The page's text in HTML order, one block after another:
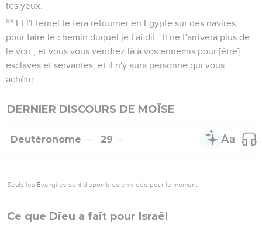
tes yeux.
68 Et l'Eternel te fera retourner en Egypte sur des navires,
pour faire le chemin duquel je t'ai dit : Il ne t'arrivera plus de
le voir ; et vous vous vendrez là à vos ennemis pour [être]
esclaves et servantes, et il n'y aura personne qui vous
achète.
DERNIER DISCOURS DE MOÏSE
Deutéronome 29
Seuls les Évangiles sont disponibles en vidéo pour le moment.
Ce que Dieu a fait pour Israël